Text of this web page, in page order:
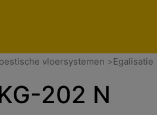
vloersystemen Egalisatie
202 N
Voorkeurenmenu